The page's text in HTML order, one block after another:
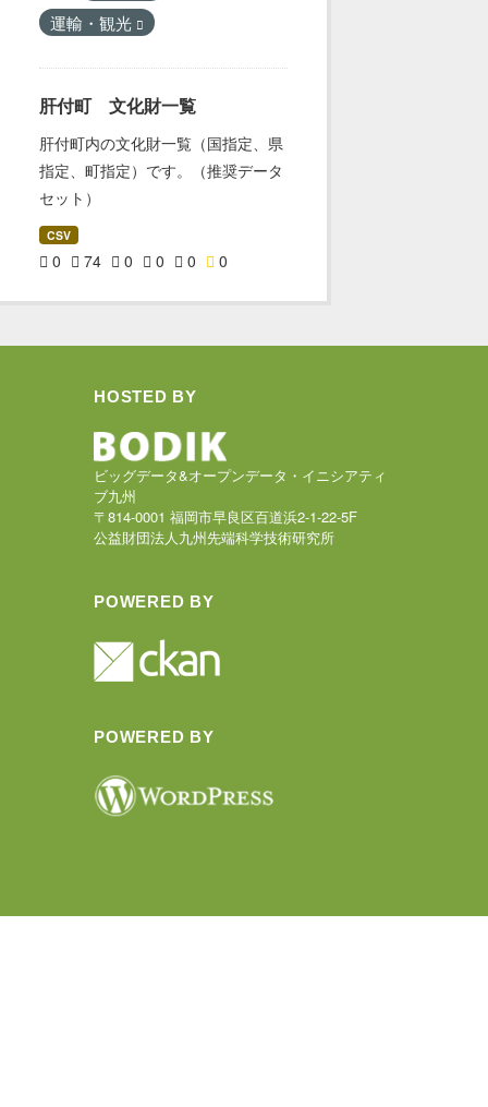
運輸・観光
肝付町 文化財一覧
肝付町内の文化財一覧（国指定、県
指定、町指定）です。（推奨データ
セット）
CSV
0 74 0 0 0 0
HOSTED BY
ビッグデータ&オープンデータ・イニシアティ
ブ九州
〒814-0001 福岡市早良区百道浜2-1-22-5F
公益財団法人九州先端科学技術研究所
POWERED BY
POWERED BY